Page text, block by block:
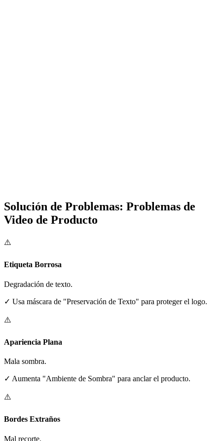
Solución de Problemas: Problemas de
Video de Producto
⚠️
Etiqueta Borrosa
Degradación de texto.
✓ Usa máscara de "Preservación de Texto" para proteger el logo.
⚠️
Apariencia Plana
Mala sombra.
✓ Aumenta "Ambiente de Sombra" para anclar el producto.
⚠️
Bordes Extraños
Mal recorte.